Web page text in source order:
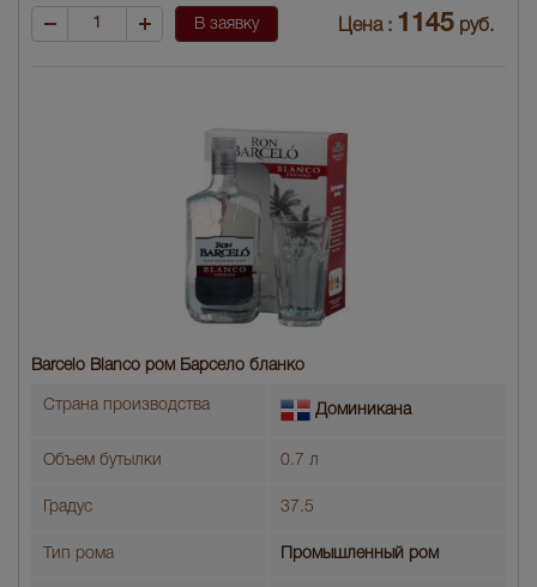
В заявку Цена : 1145 руб.
Barcelo Blanco ром Барсело бланко
Страна производства Доминикана
Объем бутылки 0.7 л
Градус 37.5
Тип рома Промышленный ром